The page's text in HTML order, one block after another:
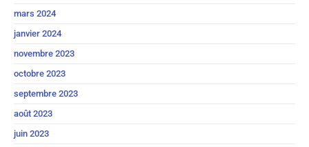
mars 2024
janvier 2024
novembre 2023
octobre 2023
septembre 2023
août 2023
juin 2023